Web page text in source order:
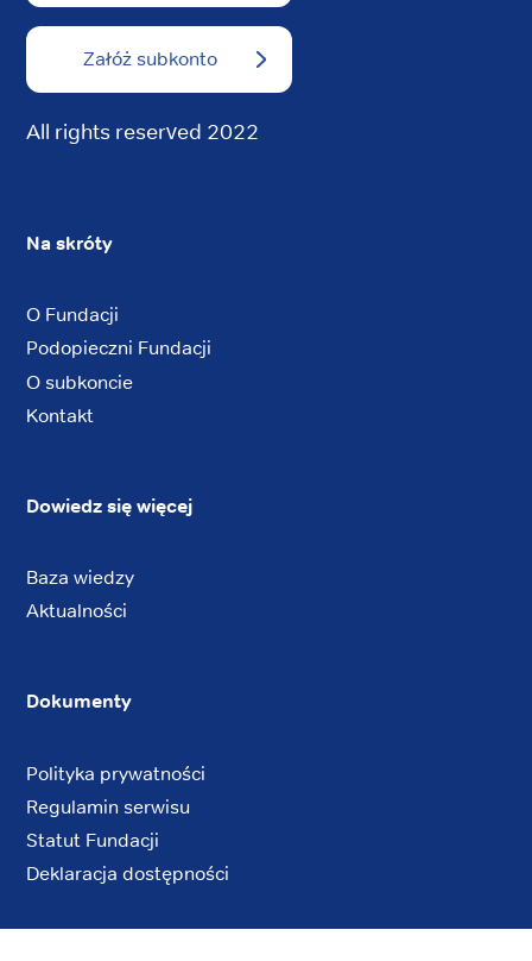
Załóż subkonto
All rights reserved 2022
Na skróty
O Fundacji
Podopieczni Fundacji
O subkoncie
Kontakt
Dowiedz się więcej
Baza wiedzy
Aktualności
Dokumenty
Polityka prywatności
Regulamin serwisu
Statut Fundacji
Deklaracja dostępności